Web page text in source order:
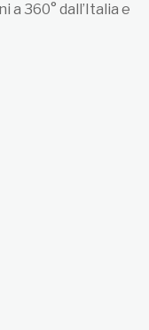
a 360° dall’Italia e